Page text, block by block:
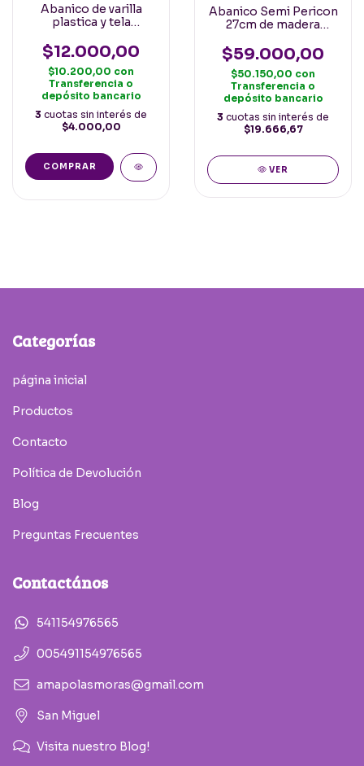
Abanico de varilla
plastica y tela
Grandes 23cm
$12.000,00
$10.200,00 con
Transferencia o
depósito bancario
3 cuotas sin interés de
$4.000,00
Abanico Semi Pericon
27cm de madera
puntilla Español
Negro
$59.000,00
$50.150,00 con
Transferencia o
depósito bancario
3 cuotas sin interés de
$19.666,67
VER
Categorías
página inicial
Productos
Contacto
Política de Devolución
Blog
Preguntas Frecuentes
Contactános
541154976565
005491154976565
amapolasmoras@gmail.com
San Miguel
Visita nuestro Blog!